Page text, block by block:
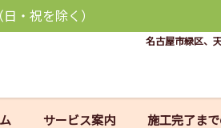
・祝を除く）
名古屋市緑区、
サービス案内 施工完了ま